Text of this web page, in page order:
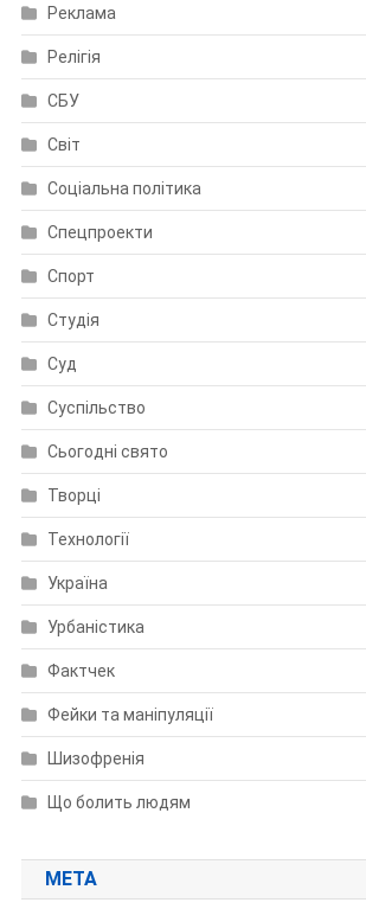
Реклама
Релігія
СБУ
Світ
Соціальна політика
Спецпроекти
Спорт
Студія
Суд
Суспільство
Сьогодні свято
Творці
Технології
Україна
Урбаністика
Фактчек
Фейки та маніпуляції
Шизофренія
Що болить людям
МЕТА